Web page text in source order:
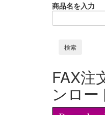
商品名を入力
FAX注
ンロー